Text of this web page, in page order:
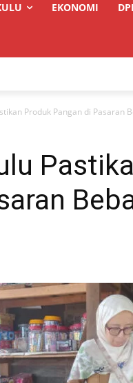
EKONOMI
Produk Pangan di Pasaran